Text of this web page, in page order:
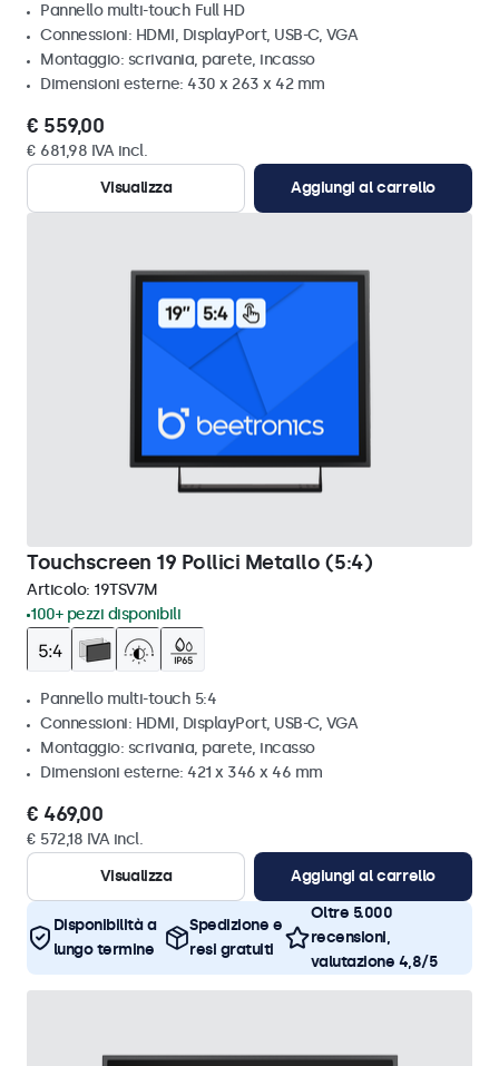
Pannello multi-touch Full HD
Connessioni: HDMI, DisplayPort, USB-C, VGA
Montaggio: scrivania, parete, incasso
Dimensioni esterne: 430 x 263 x 42 mm
€ 559,00
€ 681,98 IVA incl.
Visualizza
Aggiungi al carrello
Touchscreen 19 Pollici Metallo (5:4)
Articolo: 19TSV7M
100+ pezzi disponibili
Pannello multi-touch 5:4
Connessioni: HDMI, DisplayPort, USB-C, VGA
Montaggio: scrivania, parete, incasso
Dimensioni esterne: 421 x 346 x 46 mm
€ 469,00
€ 572,18 IVA incl.
Visualizza
Aggiungi al carrello
Disponibilità a
lungo termine
Spedizione e
resi gratuiti
Oltre 5.000
recensioni,
valutazione 4,8/5